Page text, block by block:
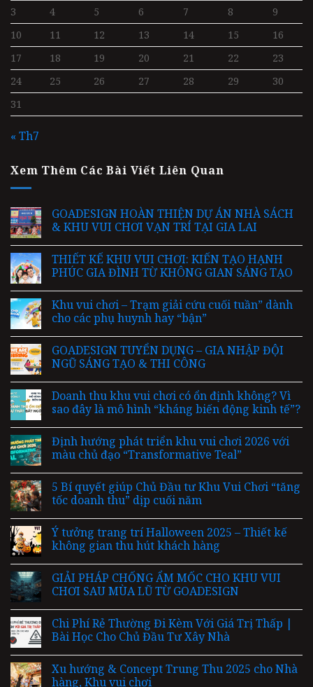
3
4 5 6 7 8
9
10
11 12 13 14 15
16
17
18 19 20 21 22
23
24
25 26 27 28 29
30
31
« Th7
Xem Thêm Các Bài Viết Liên Quan
GOADESIGN HOÀN THIỆN DỰ ÁN NHÀ SÁCH
& KHU VUI CHƠI VẠN TRÍ TẠI GIA LAI
THIẾT KẾ KHU VUI CHƠI: KIẾN TẠO HẠNH
PHÚC GIA ĐÌNH TỪ KHÔNG GIAN SÁNG TẠO
Khu vui chơi – Trạm giải cứu cuối tuần” dành
cho các phụ huynh hay “bận”
GOADESIGN TUYỂN DỤNG – GIA NHẬP ĐỘI
NGŨ SÁNG TẠO & THI CÔNG
Doanh thu khu vui chơi có ổn định không? Vì
sao đây là mô hình “kháng biến động kinh tế”?
Định hướng phát triển khu vui chơi 2026 với
màu chủ đạo “Transformative Teal”
5 Bí quyết giúp Chủ Đầu tư Khu Vui Chơi “tăng
tốc doanh thu” dịp cuối năm
Ý tưởng trang trí Halloween 2025 – Thiết kế
không gian thu hút khách hàng
GIẢI PHÁP CHỐNG ẨM MỐC CHO KHU VUI
CHƠI SAU MÙA LŨ TỪ GOADESIGN
Chi Phí Rẻ Thường Đi Kèm Với Giá Trị Thấp |
Bài Học Cho Chủ Đầu Tư Xây Nhà
Xu hướng & Concept Trung Thu 2025 cho Nhà
hàng, Khu vui chơi